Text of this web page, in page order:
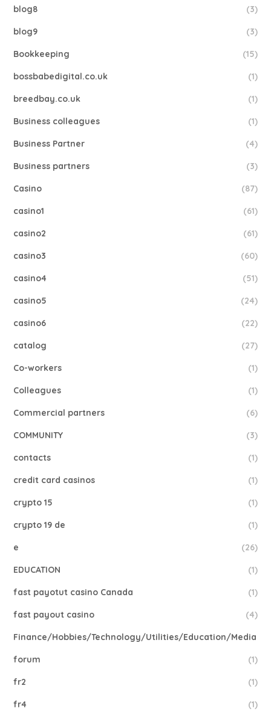
blog8 (3)
blog9 (3)
Bookkeeping (15)
bossbabedigital.co.uk (1)
breedbay.co.uk (1)
Business colleagues (1)
Business Partner (4)
Business partners (3)
Casino (87)
casino1 (61)
casino2 (61)
casino3 (60)
casino4 (51)
casino5 (24)
casino6 (22)
catalog (27)
Co-workers (1)
Colleagues (1)
Commercial partners (6)
COMMUNITY (3)
contacts (1)
credit card casinos (1)
crypto 15 (1)
crypto 19 de (1)
e (26)
EDUCATION (1)
fast payotut casino Canada (1)
fast payout casino (4)
Finance/Hobbies/Technology/Utilities/Education/Media
forum (1)
fr2 (1)
fr4 (1)